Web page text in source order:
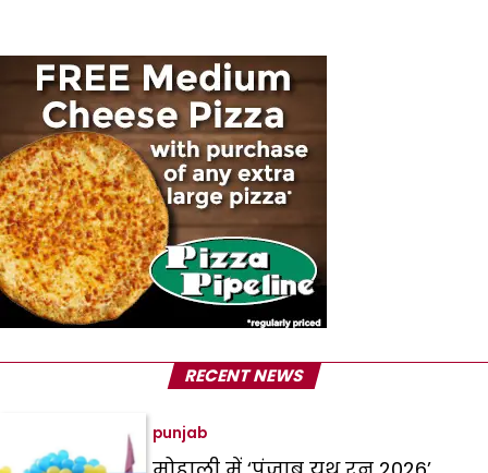
RECENT NEWS
punjab